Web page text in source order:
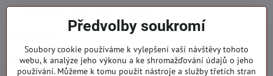
+421 919 060 751
Pondělí - Pátek : 09:00 - 15:00 hod.
Předvolby soukromí
Soubory cookie používáme k vylepšení vaší návštěvy tohoto
webu, k analýze jeho výkonu a ke shromažďování údajů o jeho
používání. Můžeme k tomu použít nástroje a služby třetích stran